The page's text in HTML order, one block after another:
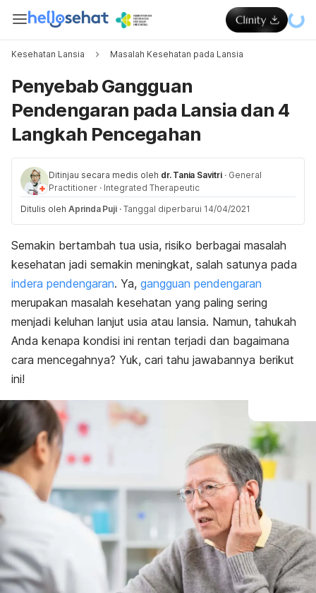
Kesehatan Lansia Masalah Kesehatan pada Lansia
Penyebab Gangguan
Pendengaran pada Lansia dan 4
Langkah Pencegahan
Ditinjau secara medis oleh dr. Tania Savitri · General
Practitioner · Integrated Therapeutic
Ditulis oleh Aprinda Puji · Tanggal diperbarui 14/04/2021
Semakin bertambah tua usia, risiko berbagai masalah
kesehatan jadi semakin meningkat, salah satunya pada
indera pendengaran. Ya, gangguan pendengaran
merupakan masalah kesehatan yang paling sering
menjadi keluhan lanjut usia atau lansia. Namun, tahukah
Anda kenapa kondisi ini rentan terjadi dan bagaimana
cara mencegahnya? Yuk, cari tahu jawabannya berikut
ini!